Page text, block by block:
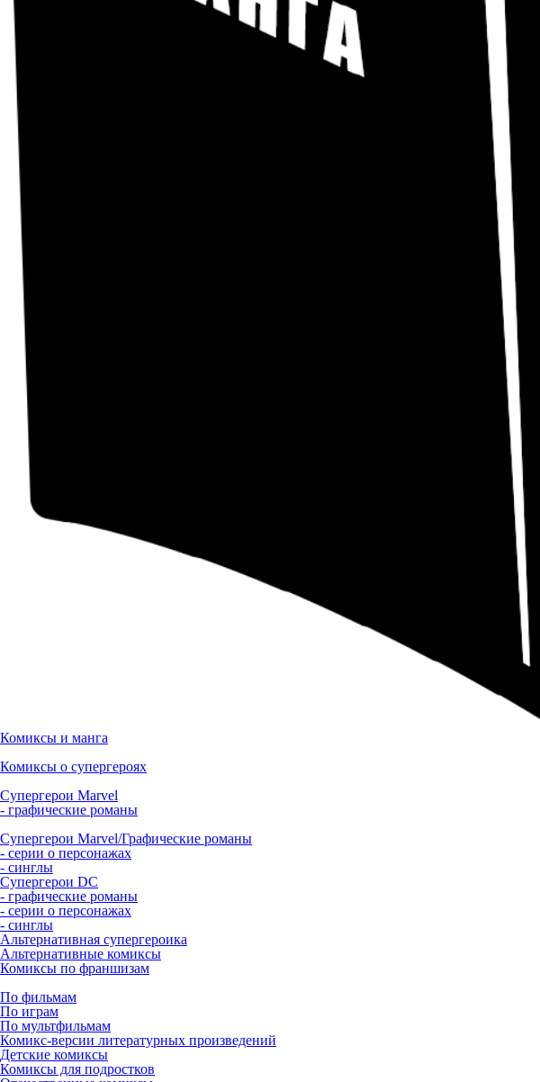
Комиксы и манга
Комиксы о супергероях
Супергерои Marvel
- графические романы
Супергерои Marvel/Графические романы
- серии о персонажах
- синглы
Супергерои DC
- графические романы
- серии о персонажах
- синглы
Альтернативная супергероика
Альтернативные комиксы
Комиксы по франшизам
По фильмам
По играм
По мультфильмам
Комикс-версии литературных произведений
Детские комиксы
Комиксы для подростков